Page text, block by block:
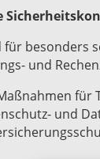
besonders
und
für
und